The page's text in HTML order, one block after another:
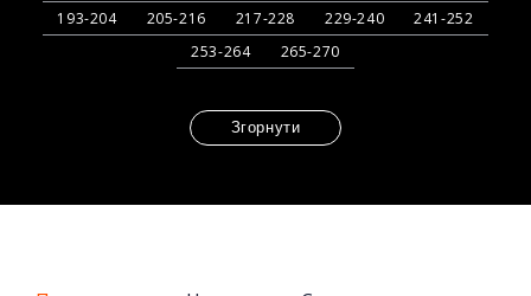
193-204
205-216 217-228 229-240
241-252
253-264
265-270
Згорнути